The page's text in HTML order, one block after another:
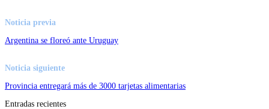
Noticia previa
Argentina se floreó ante Uruguay
Noticia siguiente
Provincia entregará más de 3000 tarjetas alimentarias
Entradas recientes